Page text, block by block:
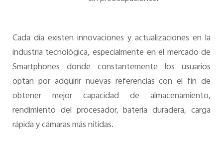
Cada día existen innovaciones y actualizaciones en la
industria tecnológica, especialmente en el mercado de
Smartphones donde constantemente los usuarios
optan por adquirir nuevas referencias con el fin de
obtener mejor capacidad de almacenamiento,
rendimiento del procesador, batería duradera, carga
rápida y cámaras más nítidas.